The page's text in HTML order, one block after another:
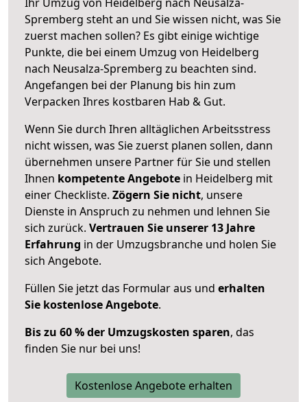
Spremberg steht an und Sie wissen nicht, was Sie
zuerst machen sollen? Es gibt einige wichtige
Punkte, die bei einem Umzug von Heidelberg
nach Neusalza-Spremberg zu beachten sind.
Angefangen bei der Planung bis hin zum
Verpacken Ihres kostbaren Hab & Gut.
Wenn Sie durch Ihren alltäglichen Arbeitsstress
nicht wissen, was Sie zuerst planen sollen, dann
übernehmen unsere Partner für Sie und stellen
Ihnen kompetente Angebote in Heidelberg mit
einer Checkliste. Zögern Sie nicht, unsere
Dienste in Anspruch zu nehmen und lehnen Sie
sich zurück. Vertrauen Sie unserer 13 Jahre
Erfahrung in der Umzugsbranche und holen Sie
sich Angebote.
Füllen Sie jetzt das Formular aus und erhalten
Sie kostenlose Angebote.
Bis zu 60 % der Umzugskosten sparen, das
finden Sie nur bei uns!
Kostenlose Angebote erhalten